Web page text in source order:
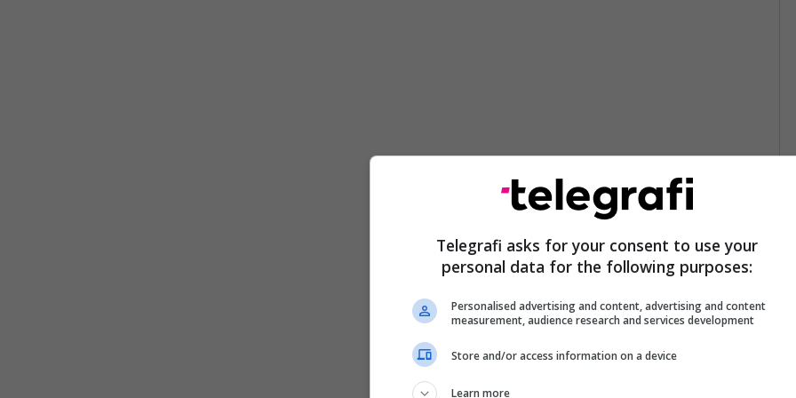
Telegrafi asks for your consent to use your
personal data for the following purposes:
Personalised advertising and content, advertising and content
measurement, audience research and services development
Store and/or access information on a device
Learn more